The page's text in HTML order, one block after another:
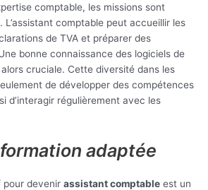
comptable, les missions sont
L’assistant comptable peut accueillir les
de TVA et préparer des
bonne connaissance des logiciels de
cruciale. Cette diversité dans les
de développer des compétences
d’interagir régulièrement avec les
adaptée
pour devenir assistant comptable est un